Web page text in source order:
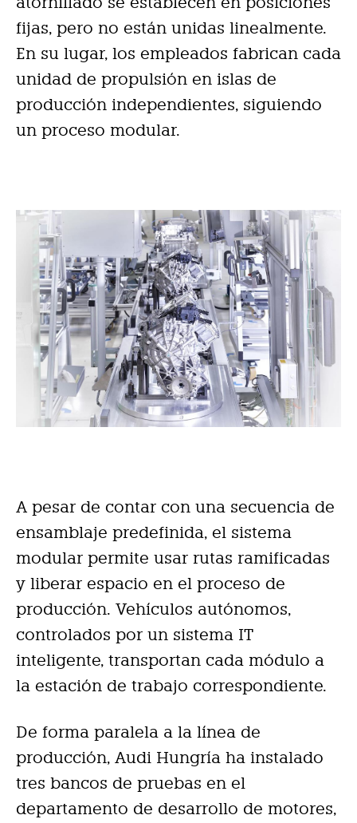
fijas, pero no están unidas linealmente.
En su lugar, los empleados fabrican cada
unidad de propulsión en islas de
producción independientes, siguiendo
un proceso modular.
A pesar de contar con una secuencia de
ensamblaje predefinida, el sistema
modular permite usar rutas ramificadas
y liberar espacio en el proceso de
producción. Vehículos autónomos,
controlados por un sistema IT
inteligente, transportan cada módulo a
la estación de trabajo correspondiente.
De forma paralela a la línea de
producción, Audi Hungría ha instalado
tres bancos de pruebas en el
departamento de desarrollo de motores,